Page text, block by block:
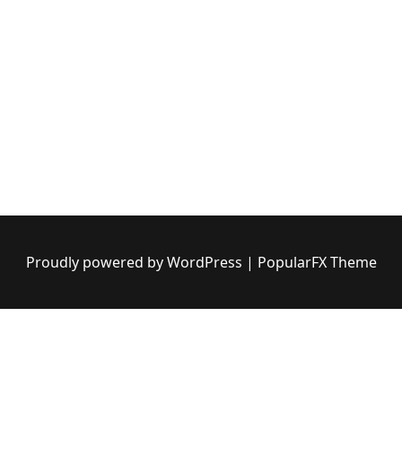
Proudly powered by WordPress | PopularFX Theme